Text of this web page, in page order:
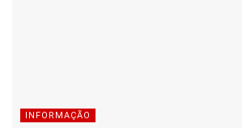
INFORMAÇÃO